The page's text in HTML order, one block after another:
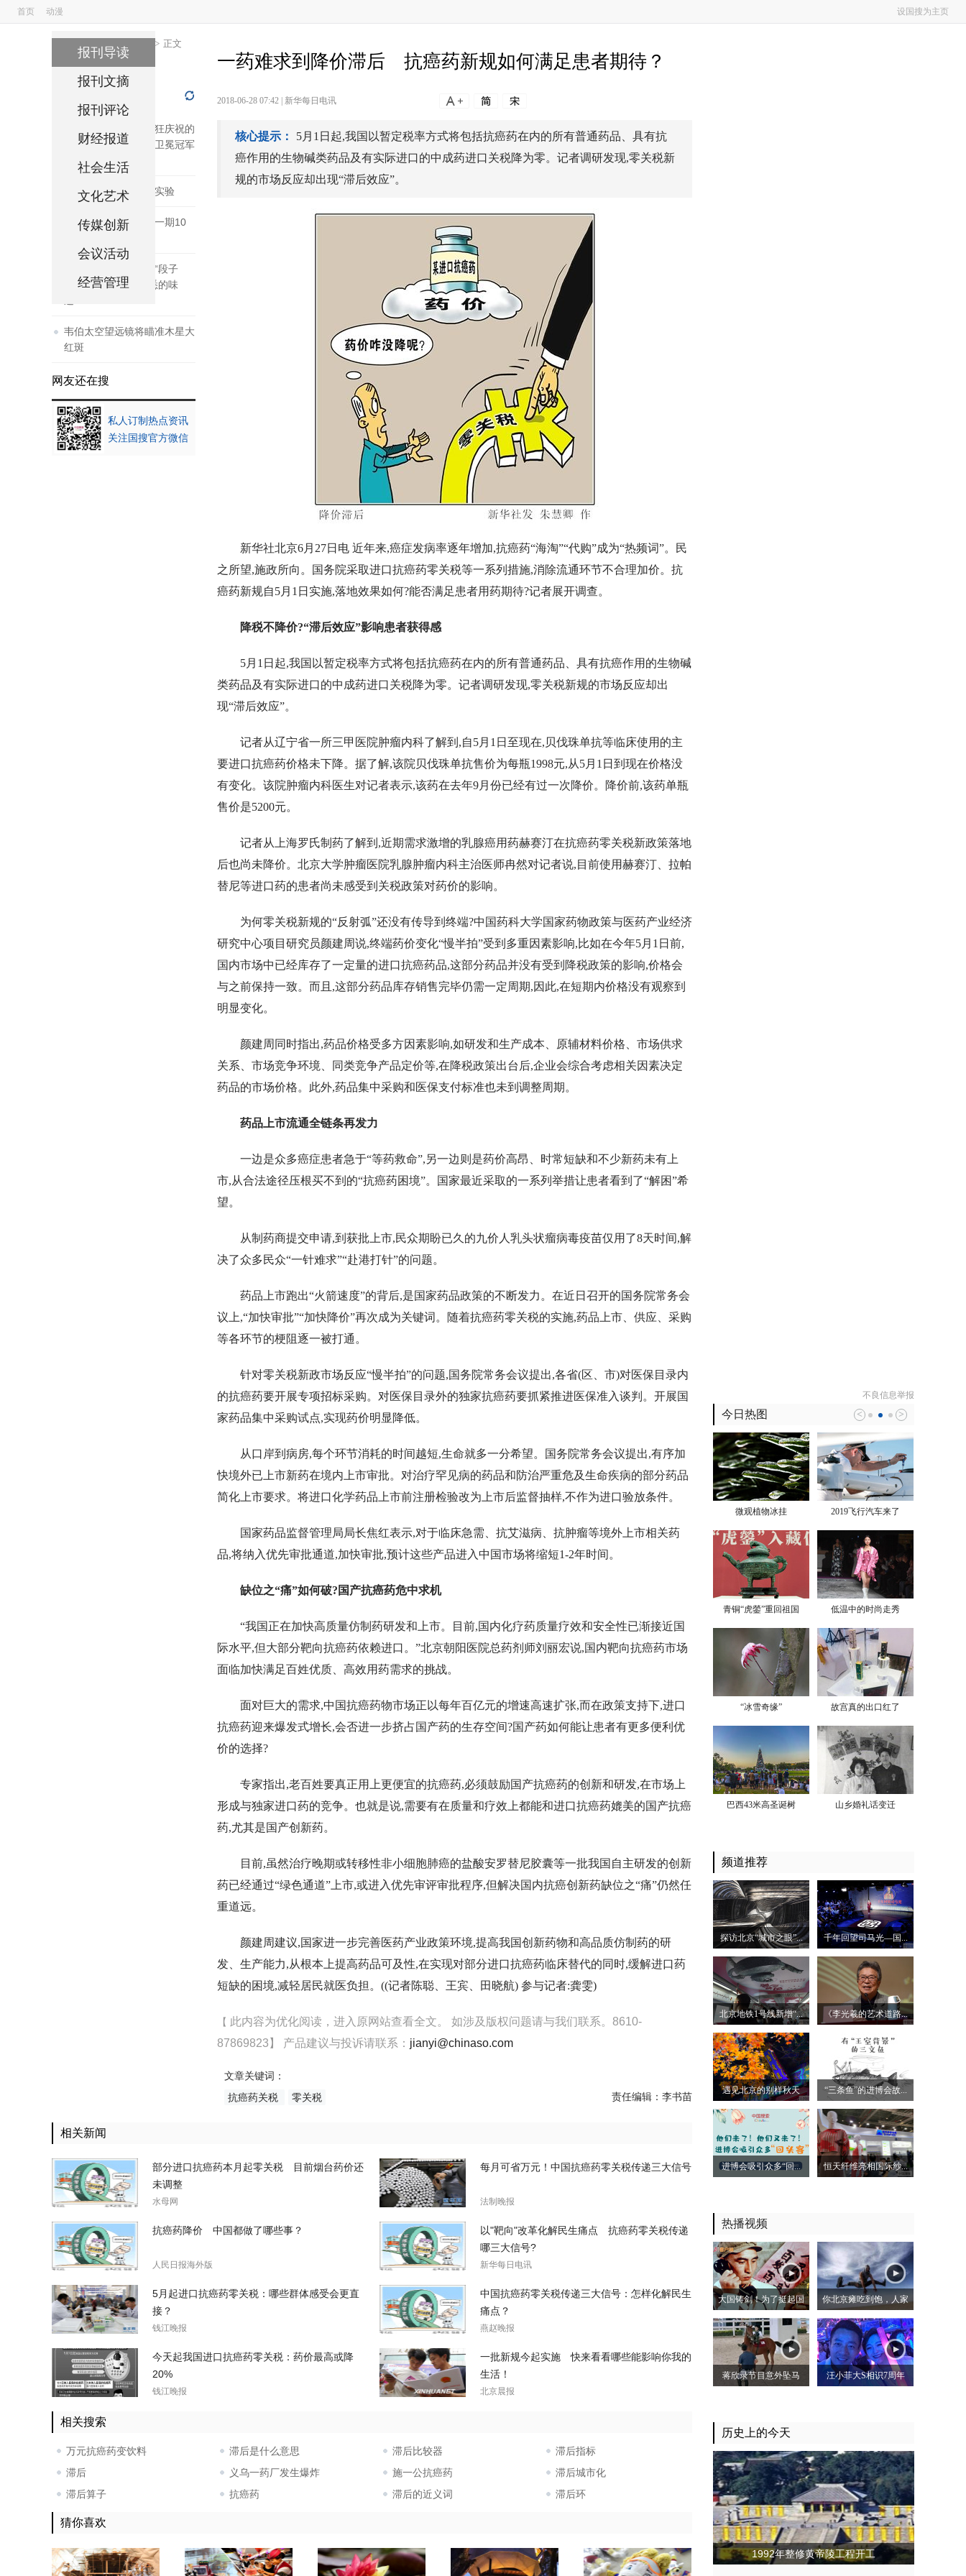
首页 动漫 设国搜为主页
国搜报刊 报刊博览 > 正文
实拍战胜德国队后疯狂庆祝的
韩国球员 我听到了卫冕冠军
心碎的声音
合肥制造无人车上路实验
比亚迪动力电池工厂一期10
绕口令播报世界杯 “段子
手”朱广权还是那熟悉的味
韦伯太空望远镜将瞄准木星大
红斑
网友还在搜
私人订制热点资讯
关注国搜官方微信
一药难求到降价滞后 抗癌药新规如何满足患者期待？
2018-06-28 07:42 新华每日电讯
核心提示：
5月1日起,我国以暂定税率方式将包括抗癌药在内的所有普通药品、具有抗
癌作用的生物碱类药品及有实际进口的中成药进口关税降为零。记者调研发现,零关税新
规的市场反应却出现“滞后效应”。
新华社北京6月27日电 近年来,癌症发病率逐年增加,抗癌药“海淘”“代购”成为“热频词”。民
之所望,施政所向。国务院采取进口抗癌药零关税等一系列措施,消除流通环节不合理加价。抗
癌药新规自5月1日实施,落地效果如何?能否满足患者用药期待?记者展开调查。
降税不降价?“滞后效应”影响患者获得感
5月1日起,我国以暂定税率方式将包括抗癌药在内的所有普通药品、具有抗癌作用的生物碱
类药品及有实际进口的中成药进口关税降为零。记者调研发现,零关税新规的市场反应却出
现“滞后效应”。
记者从辽宁省一所三甲医院肿瘤内科了解到,自5月1日至现在,贝伐珠单抗等临床使用的主
要进口抗癌药价格未下降。据了解,该院贝伐珠单抗售价为每瓶1998元,从5月1日到现在价格没
有变化。该院肿瘤内科医生对记者表示,该药在去年9月份已经有过一次降价。降价前,该药单瓶
售价是5200元。
记者从上海罗氏制药了解到,近期需求激增的乳腺癌用药赫赛汀在抗癌药零关税新政策落地
后也尚未降价。北京大学肿瘤医院乳腺肿瘤内科主治医师冉然对记者说,目前使用赫赛汀、拉帕
替尼等进口药的患者尚未感受到关税政策对药价的影响。
为何零关税新规的“反射弧”还没有传导到终端?中国药科大学国家药物政策与医药产业经济
研究中心项目研究员颜建周说,终端药价变化“慢半拍”受到多重因素影响,比如在今年5月1日前,
国内市场中已经库存了一定量的进口抗癌药品,这部分药品并没有受到降税政策的影响,价格会
与之前保持一致。而且,这部分药品库存销售完毕仍需一定周期,因此,在短期内价格没有观察到
明显变化。
颜建周同时指出,药品价格受多方因素影响,如研发和生产成本、原辅材料价格、市场供求
关系、市场竞争环境、同类竞争产品定价等,在降税政策出台后,企业会综合考虑相关因素决定
药品的市场价格。此外,药品集中采购和医保支付标准也未到调整周期。
药品上市流通全链条再发力
一边是众多癌症患者急于“等药救命”,另一边则是药价高昂、时常短缺和不少新药未有上
市,从合法途径压根买不到的“抗癌药困境”。国家最近采取的一系列举措让患者看到了“解困”希
望。
从制药商提交申请,到获批上市,民众期盼已久的九价人乳头状瘤病毒疫苗仅用了8天时间,解
决了众多民众“一针难求”“赴港打针”的问题。
药品上市跑出“火箭速度”的背后,是国家药品政策的不断发力。在近日召开的国务院常务会
议上,“加快审批”“加快降价”再次成为关键词。随着抗癌药零关税的实施,药品上市、供应、采购
等各环节的梗阻逐一被打通。
针对零关税新政市场反应“慢半拍”的问题,国务院常务会议提出,各省(区、市)对医保目录内
的抗癌药要开展专项招标采购。对医保目录外的独家抗癌药要抓紧推进医保准入谈判。开展国
家药品集中采购试点,实现药价明显降低。
从口岸到病房,每个环节消耗的时间越短,生命就多一分希望。国务院常务会议提出,有序加
快境外已上市新药在境内上市审批。对治疗罕见病的药品和防治严重危及生命疾病的部分药品
简化上市要求。将进口化学药品上市前注册检验改为上市后监督抽样,不作为进口验放条件。
国家药品监督管理局局长焦红表示,对于临床急需、抗艾滋病、抗肿瘤等境外上市相关药
品,将纳入优先审批通道,加快审批,预计这些产品进入中国市场将缩短1-2年时间。
缺位之“痛”如何破?国产抗癌药危中求机
“我国正在加快高质量仿制药研发和上市。目前,国内化疗药质量疗效和安全性已渐接近国
际水平,但大部分靶向抗癌药依赖进口。”北京朝阳医院总药剂师刘丽宏说,国内靶向抗癌药市场
面临加快满足百姓优质、高效用药需求的挑战。
面对巨大的需求,中国抗癌药物市场正以每年百亿元的增速高速扩张,而在政策支持下,进口
抗癌药迎来爆发式增长,会否进一步挤占国产药的生存空间?国产药如何能让患者有更多便利优
价的选择?
专家指出,老百姓要真正用上更便宜的抗癌药,必须鼓励国产抗癌药的创新和研发,在市场上
形成与独家进口药的竞争。也就是说,需要有在质量和疗效上都能和进口抗癌药媲美的国产抗癌
药,尤其是国产创新药。
目前,虽然治疗晚期或转移性非小细胞肺癌的盐酸安罗替尼胶囊等一批我国自主研发的创新
药已经通过“绿色通道”上市,或进入优先审评审批程序,但解决国内抗癌创新药缺位之“痛”仍然任
重道远。
颜建周建议,国家进一步完善医药产业政策环境,提高我国创新药物和高品质仿制药的研
发、生产能力,从根本上提高药品可及性,在实现对部分进口抗癌药临床替代的同时,缓解进口药
短缺的困境,减轻居民就医负担。((记者陈聪、王宾、田晓航) 参与记者:龚雯)
【 此内容为优化阅读，进入原网站查看全文。 如涉及版权问题请与我们联系。8610-
87869823 】 产品建议与投诉请联系： jianyi@chinaso.com
文章关键词：
抗癌药关税
零关税 责任编辑：李书苗
相关新闻
部分进口抗癌药本月起零关税 目前烟台药价还
未调整
水母网
每月可省万元！中国抗癌药零关税传递三大信号
法制晚报
抗癌药降价 中国都做了哪些事？
人民日报海外版
以"靶向"改革化解民生痛点 抗癌药零关税传递
哪三大信号?
新华每日电讯
5月起进口抗癌药零关税：哪些群体感受会更直
接？
钱江晚报
中国抗癌药零关税传递三大信号：怎样化解民生
痛点？
燕赵晚报
今天起我国进口抗癌药零关税：药价最高或降
20%
钱江晚报
一批新规今起实施 快来看看哪些能影响你我的
生活！
北京晨报
相关搜索
万元抗癌药变饮料 滞后是什么意思 滞后比较器
滞后指标
滞后
义乌一药厂发生爆炸 施一公抗癌药
滞后城市化
滞后算子
抗癌药 滞后的近义词 滞后环
猜你喜欢
国搜头条 更多阅读
报刊导读
报刊文摘
报刊评论
财经报道
社会生活
文化艺术
传媒创新
会议活动
经营管理
不良信息举报
今日热图 >
<
微观植物冰挂 2019飞行汽车来了
青铜“虎鎣”重回祖国 低温中的时尚走秀
“冰雪奇缘” 故宫真的出口红了
巴西43米高圣诞树 山乡婚礼话变迁
频道推荐
探访北京“城市之眼”... 千年回望司马光—国...
北京地铁1号线新增“... 《李光羲的艺术道路...
遇见北京的别样秋天 “三条鱼”的进博会故...
进博会吸引众多“回... 恒天纤维亮相国际纱...
热播视频
大国铸剑！为了挺起国 你北京瘫吃到饱，人家
蒋欣录节目意外坠马 汪小菲大S相识7周年
历史上的今天
1992年整修黄帝陵工程开工